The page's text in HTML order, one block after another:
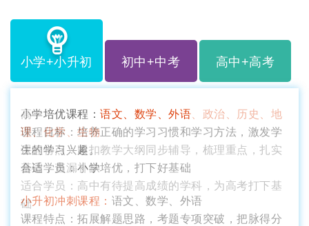
小学+小升初
小学培优课程：语文、数学、外语
课程目标：培养正确的学习习惯和学习方法，激发学
生的学习兴趣。
合适学员：小学培优，打下好基础
小升初冲刺课程： 语文、数学、外语
课程特点：拓展解题思路，考题专项突破，把脉得分
初中+中考 高中+高考